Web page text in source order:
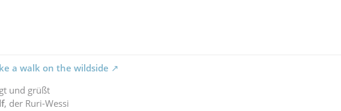
a walk on the wildside
und grüßt
, der Ruri-Wessi